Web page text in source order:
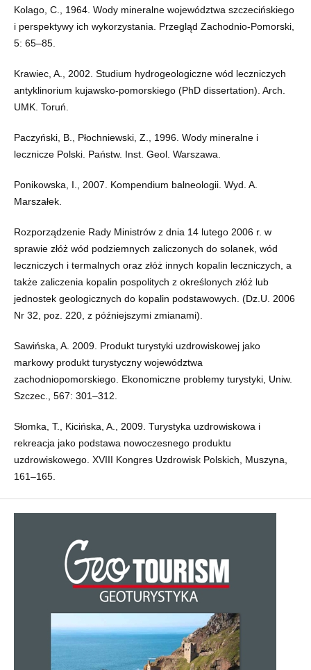
Kolago, C., 1964. Wody mineralne województwa szczecińskiego
i perspektywy ich wykorzystania. Przegląd Zachodnio-Pomorski,
5: 65–85.
Krawiec, A., 2002. Studium hydrogeologiczne wód leczniczych
antyklinorium kujawsko-pomorskiego (PhD dissertation). Arch.
UMK. Toruń.
Paczyński, B., Płochniewski, Z., 1996. Wody mineralne i
lecznicze Polski. Państw. Inst. Geol. Warszawa.
Ponikowska, I., 2007. Kompendium balneologii. Wyd. A.
Marszałek.
Rozporządzenie Rady Ministrów z dnia 14 lutego 2006 r. w
sprawie złóż wód podziemnych zaliczonych do solanek, wód
leczniczych i termalnych oraz złóż innych kopalin leczniczych, a
także zaliczenia kopalin pospolitych z określonych złóż lub
jednostek geologicznych do kopalin podstawowych. (Dz.U. 2006
Nr 32, poz. 220, z późniejszymi zmianami).
Sawińska, A. 2009. Produkt turystyki uzdrowiskowej jako
markowy produkt turystyczny województwa
zachodniopomorskiego. Ekonomiczne problemy turystyki, Uniw.
Szczec., 567: 301–312.
Słomka, T., Kicińska, A., 2009. Turystyka uzdrowiskowa i
rekreacja jako podstawa nowoczesnego produktu
uzdrowiskowego. XVIII Kongres Uzdrowisk Polskich, Muszyna,
161–165.